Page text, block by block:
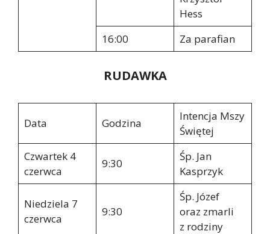
Hess
16:00
Za parafian
RUDAWKA
Data Godzina
Intencja Mszy
Świętej
Czwartek 4
czerwca
9:30
Śp. Jan
Kasprzyk
Niedziela 7
czerwca
9:30
Śp. Józef
oraz zmarli
z rodziny